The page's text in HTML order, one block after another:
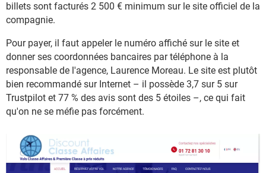
billets sont facturés 2 500 € minimum sur le site officiel de la
compagnie.
Pour payer, il faut appeler le numéro affiché sur le site et
donner ses coordonnées bancaires par téléphone à la
responsable de l'agence, Laurence Moreau. Le site est plutôt
bien recommandé sur Internet – il possède 3,7 sur 5 sur
Trustpilot et 77 % des avis sont des 5 étoiles –, ce qui fait
qu'on ne se méfie pas forcément.